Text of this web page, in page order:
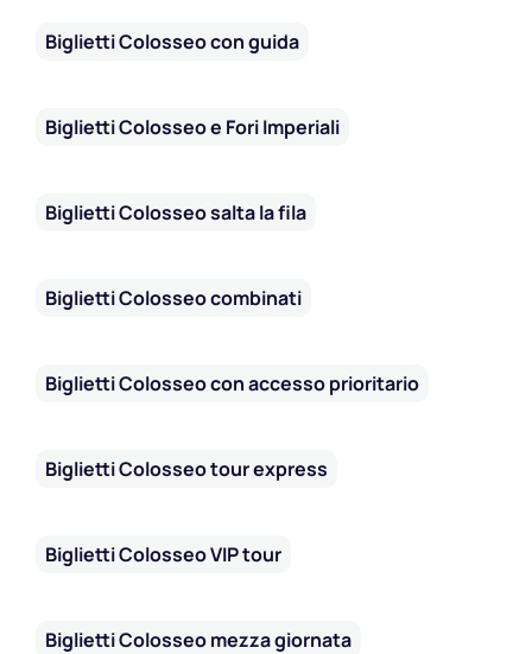
Biglietti Colosseo con guida
Biglietti Colosseo e Fori Imperiali
Biglietti Colosseo salta la fila
Biglietti Colosseo combinati
Biglietti Colosseo con accesso prioritario
Biglietti Colosseo tour express
Biglietti Colosseo VIP tour
Biglietti Colosseo mezza giornata